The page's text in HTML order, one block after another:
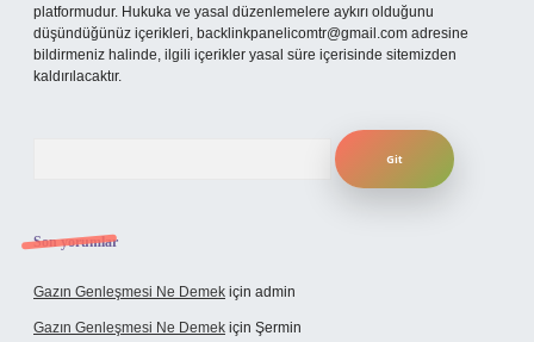
platformudur. Hukuka ve yasal düzenlemelere aykırı olduğunu
düşündüğünüz içerikleri, backlinkpanelicomtr@gmail.com adresine
bildirmeniz halinde, ilgili içerikler yasal süre içerisinde sitemizden
kaldırılacaktır.
Son yorumlar
Gazın Genleşmesi Ne Demek için admin
Gazın Genleşmesi Ne Demek için Şermin